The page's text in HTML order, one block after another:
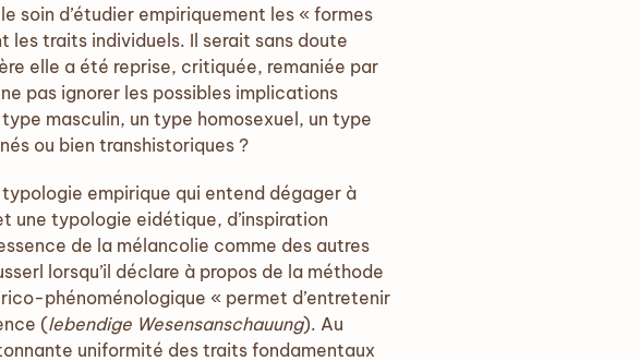
soin d’étudier empiriquement les « formes
les traits individuels. Il serait sans doute
elle a été reprise, critiquée, remaniée par
pas ignorer les possibles implications
masculin, un type homosexuel, un type
ou bien transhistoriques ?
empirique qui entend dégager à
une typologie eidétique, d’inspiration
de la mélancolie comme des autres
lorsqu’il déclare à propos de la méthode
phénoménologique « permet d’entretenir
(lebendige Wesensanschauung). Au
uniformité des traits fondamentaux